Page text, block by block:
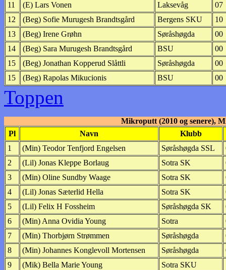
11
(E) Lars Vonen Laksevåg
07
12
(Beg) Sofie Murugesh Brandtsgård Bergens SKU
10
13
(Beg) Irene Grøhn Søråshøgda
00
14
(Beg) Sara Murugesh Brandtsgård BSU
00
15
(Beg) Jonathan Kopperud Slåttli Søråshøgda
00
15
(Beg) Rapolas Mikucionis BSU 00
Toppen
Mikroputt (2010 og senere),
Pl
Navn
Klubb
1
(Min) Teodor Tenfjord Engelsen Søråshøgda SSL
2
(Lil) Jonas Kleppe Borlaug Sotra SK
3
(Min) Oline Sundby Waage Sotra SK
4
(Lil) Jonas Sæterlid Hella Sotra SK
5
(Lil) Felix H Fossheim Søråshøgda SK
6
(Min) Anna Ovidia Young Sotra
7
(Min) Thorbjørn Strømmen Søråshøgda
8
(Min) Johannes Konglevoll Mortensen Søråshøgda
9
(Mik) Bella Marie Young Sotra SKU